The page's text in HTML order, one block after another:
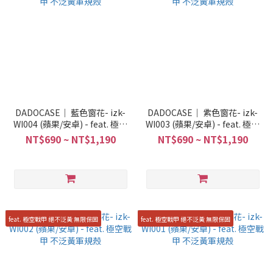
DADOCASE｜ 藍色窗花- izk-
WI004 (蘋果/安卓) - feat. 極空
戰甲 不泛黃軍規殼
NT$690 ~ NT$1,190
DADOCASE｜ 紫色窗花- izk-
WI003 (蘋果/安卓) - feat. 極空
戰甲 不泛黃軍規殼
NT$690 ~ NT$1,190
feat. 極空戰甲 絕不泛黃 無限保固 feat. 極空戰甲 絕不泛黃 無限保固